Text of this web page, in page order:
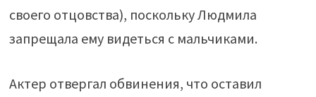
своего отцовства), поскольку Людмила
запрещала ему видеться с мальчиками.
Актер отвергал обвинения, что оставил